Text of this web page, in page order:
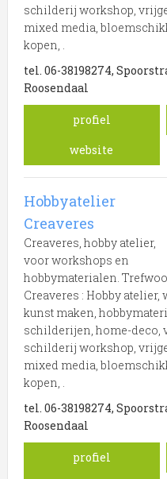
Nederland.
Trefwoorden:
hobbywinkel
schilderij workshop,
mixed media,
kopen, .
tel. 06-38198274,
Roosendaal
profiel
website
Hobbyatelier
Creaveres
Creaveres, hobby atelier,
voor workshops en
hobbymaterialen.
Creaveres : Hobby
kunst maken,
schilderijen, home-
schilderij workshop,
mixed media,
kopen, .
tel. 06-38198274,
Roosendaal
profiel